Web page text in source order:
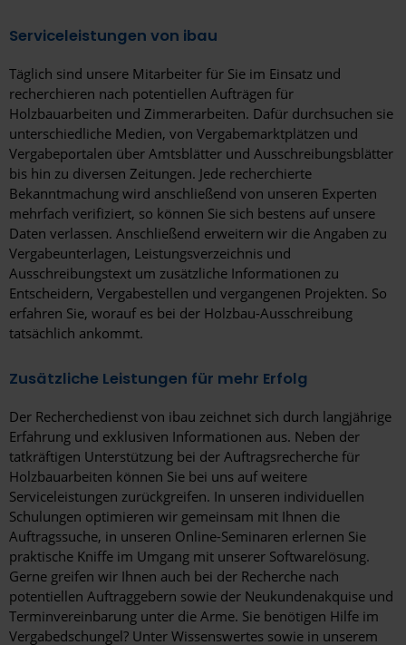
Straubing
Templin
Traunstein
Trier
Tübingen
Ulm
Velbert
Villingen-Schwenningen
Völklingen
Weißenfels
Wesel
Wiesbaden
Wilhelmshaven
Winnenden
Witten
Serviceleistungen von ibau
Täglich sind unsere Mitarbeiter für Sie im Einsatz und
recherchieren nach potentiellen Aufträgen für
Holzbauarbeiten und Zimmerarbeiten. Dafür durchsuchen sie
unterschiedliche Medien, von Vergabemarktplätzen und
Vergabeportalen über Amtsblätter und Ausschreibungsblätter
bis hin zu diversen Zeitungen. Jede recherchierte
Bekanntmachung wird anschließend von unseren Experten
mehrfach verifiziert, so können Sie sich bestens auf unsere
Daten verlassen. Anschließend erweitern wir die Angaben zu
Vergabeunterlagen, Leistungsverzeichnis und
Ausschreibungstext um zusätzliche Informationen zu
Entscheidern, Vergabestellen und vergangenen Projekten. So
erfahren Sie, worauf es bei der Holzbau-Ausschreibung
tatsächlich ankommt.
Zusätzliche Leistungen für mehr Erfolg
Der Recherchedienst von ibau zeichnet sich durch langjährige
Erfahrung und exklusiven Informationen aus. Neben der
tatkräftigen Unterstützung bei der Auftragsrecherche für
Holzbauarbeiten können Sie bei uns auf weitere
Serviceleistungen zurückgreifen. In unseren individuellen
Schulungen optimieren wir gemeinsam mit Ihnen die
Auftragssuche, in unseren Online-Seminaren erlernen Sie
praktische Kniffe im Umgang mit unserer Softwarelösung.
Gerne greifen wir Ihnen auch bei der Recherche nach
potentiellen Auftraggebern sowie der Neukundenakquise und
Terminvereinbarung unter die Arme. Sie benötigen Hilfe im
Vergabedschungel? Unter Wissenswertes sowie in unserem